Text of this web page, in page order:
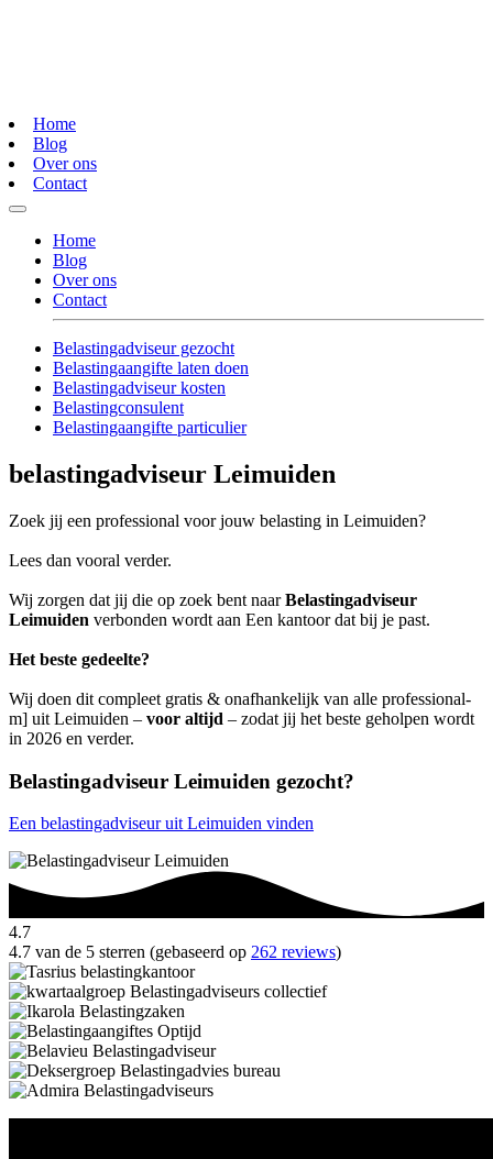
Home
Blog
Over ons
Contact
Home
Blog
Over ons
Contact
Belastingadviseur gezocht
Belastingaangifte laten doen
Belastingadviseur kosten
Belastingconsulent
Belastingaangifte particulier
belastingadviseur Leimuiden
Zoek jij een professional voor jouw belasting in Leimuiden?
Lees dan vooral verder.
Wij zorgen dat jij die op zoek bent naarBelastingadviseur
Leimuiden verbonden wordt aan Een kantoor dat bij je past.
Het beste gedeelte?
Wij doen dit compleet gratis & onafhankelijk van alle professional-
m] uit Leimuiden – voor altijd – zodat jij het beste geholpen wordt
in 2026 en verder.
Belastingadviseur Leimuiden gezocht?
Een belastingadviseur uit Leimuiden vinden
4.7
4.7 van de 5 sterren (gebaseerd op 262 reviews)